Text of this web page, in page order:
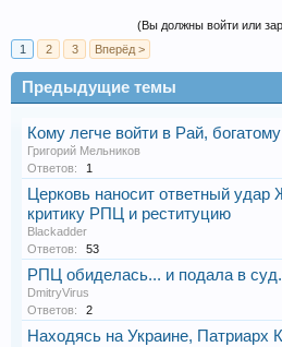
(Вы должны войти или
1
2 3 Вперёд >
Предыдущие темы
Кому легче войти в Рай,
Григорий Мельников
Ответов:
1
Церковь наносит ответный удар
критику РПЦ и реституцию
Blackadder
Ответов:
53
РПЦ обиделась... и подала в суд.
DmitryVirus
Ответов:
2
Находясь на Украине, Патриарх